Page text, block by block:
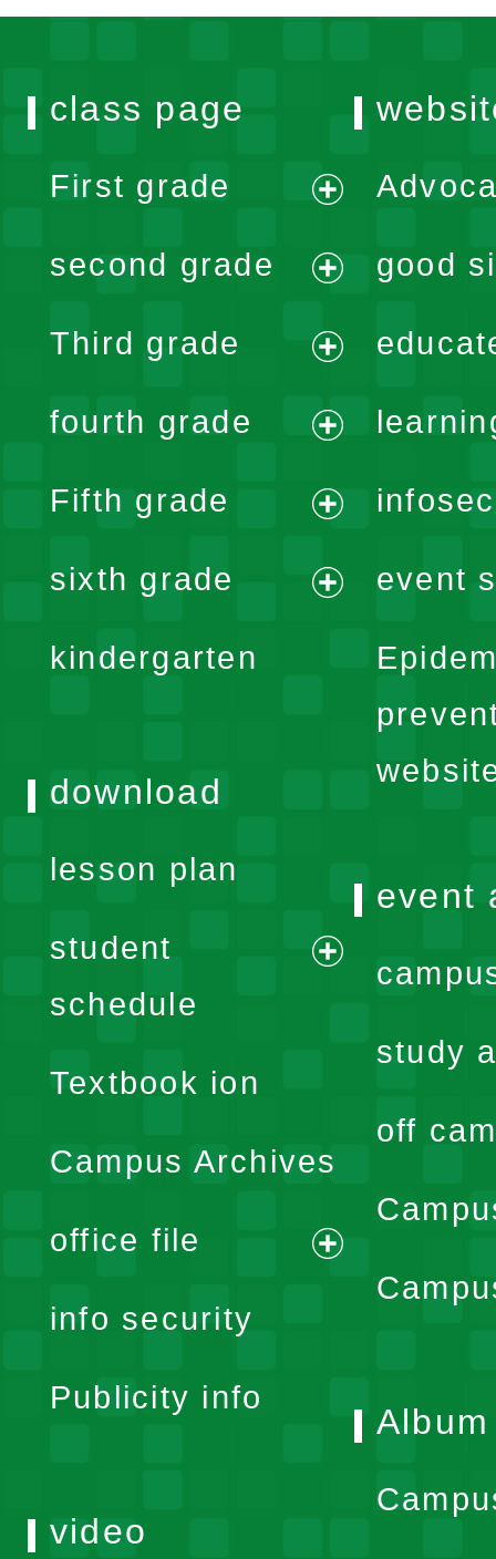
class page
First grade
menu
second grade
menu
Third grade
menu
fourth grade
menu
Fifth grade
menu
sixth grade
kindergarten
good
event
download
lesson plan
student
schedule
expand
menu
Textbook ion
Campus Archives
office file
expand
info security
Publicity info
event
study
off
Album
video